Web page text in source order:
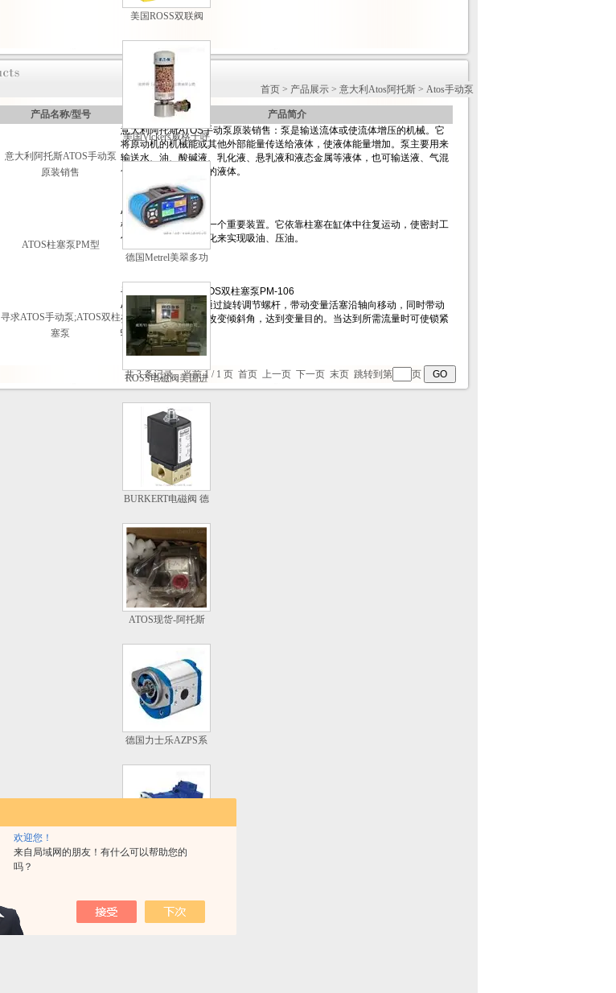
欢迎您！
来自局域网的朋友！有什么可以帮助您的
吗？
美国ROSS双联阀
卖
美国Vickers威格士呼
吸过滤器现货供应
德国Metrel美翠多功
ROSS电磁阀美国进
BURKERT电磁阀 德
ATOS现货-阿托斯
德国力士乐AZPS系
首页 > 产品展示 > 意大利Atos阿托斯 > Atos手动泵
产品名称/型号 产品简介
意大利阿托斯ATOS手动泵
原装销售
ATOS柱塞泵PM型
寻求ATOS手动泵;ATOS双柱
塞泵
共 3 条记录，当前 1 / 1 页 首页 上一页 下一页 末页 跳转到第 页